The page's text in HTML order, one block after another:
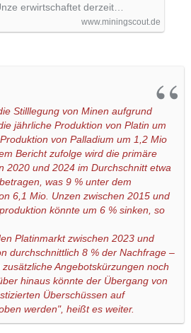
erwirtschaftet derzeit…
www.miningscout.de
Stilllegung von Minen aufgrund
jährliche Produktion von Platin um
von Palladium um 1,2 Mio
Bericht zufolge wird die primäre
2020 und 2024 im Durchschnitt etwa
was 9 % unter dem
6,1 Mio. Unzen zwischen 2015 und
könnte um 6 % sinken, so
Platinmarkt zwischen 2023 und
durchschnittlich 8 % der Nachfrage –
Angebotskürzungen noch
hinaus könnte der Übergang von
Überschüssen auf
werden", heißt es weiter.